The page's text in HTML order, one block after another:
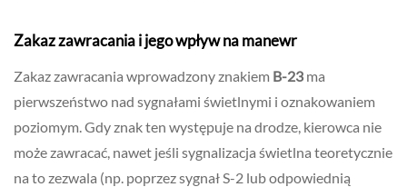
Zakaz zawracania i jego wpływ na manewr
Zakaz zawracania wprowadzony znakiem B-23ma
pierwszeństwo nad sygnałami świetlnymi i oznakowaniem
poziomym. Gdy znak ten występuje na drodze, kierowca nie
może zawracać, nawet jeśli sygnalizacja świetlna teoretycznie
na to zezwala (np. poprzez sygnał S-2 lub odpowiednią